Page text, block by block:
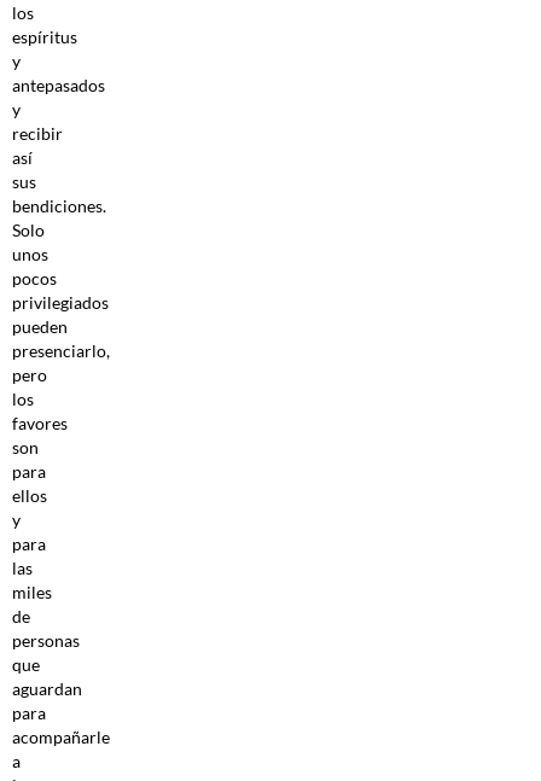
los
espíritus
y
antepasados
y
recibir
así
sus
bendiciones.
Solo
unos
pocos
privilegiados
pueden
presenciarlo,
pero
los
favores
son
para
ellos
y
para
las
miles
de
personas
que
aguardan
para
acompañarle
a